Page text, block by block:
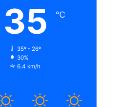
35 ℃
35º - 26º
30%
6.4 km/h